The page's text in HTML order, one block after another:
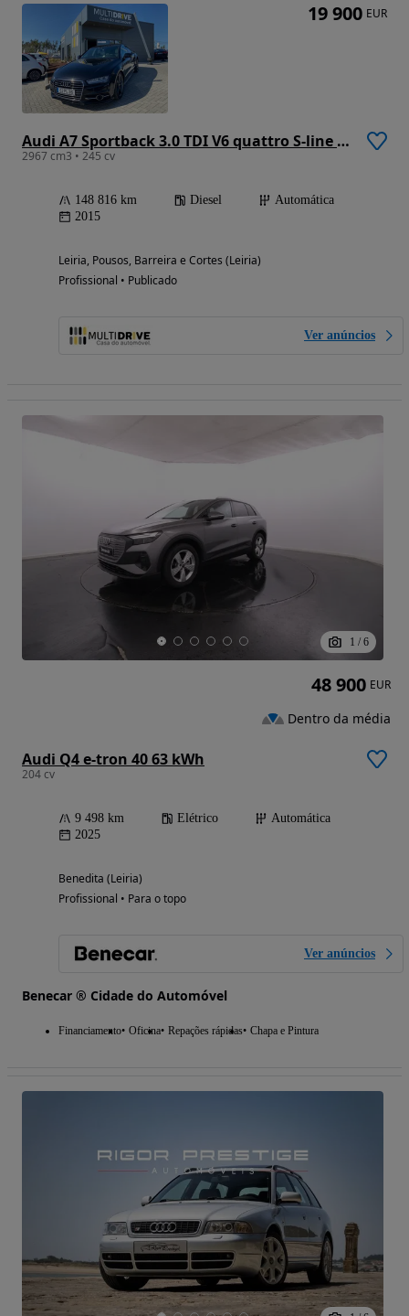
Audi A7 Sportback 3.0 TDI V6 quattro S-line S tronic
2967 cm3 • 245 cv
148 816 km Diesel
Automática
2015
Leiria, Pousos, Barreira e Cortes (Leiria)
Profissional • Publicado
Ver anúncios
19 900 EUR
1 / 6
Audi Q4 e-tron 40 63 kWh
204 cv
9 498 km Elétrico
Automática
2025
Benedita (Leiria)
Profissional • Para o topo
Ver anúncios
Benecar ® Cidade do Automóvel
Financiamento Oficina Repações rápidas Chapa e Pintura
48 900 EUR
Dentro da média